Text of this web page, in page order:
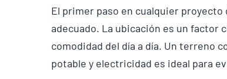
El primer paso en cualquier proyecto
adecuado. La ubicación es un factor
comodidad del día a día. Un terreno
potable y electricidad es ideal para